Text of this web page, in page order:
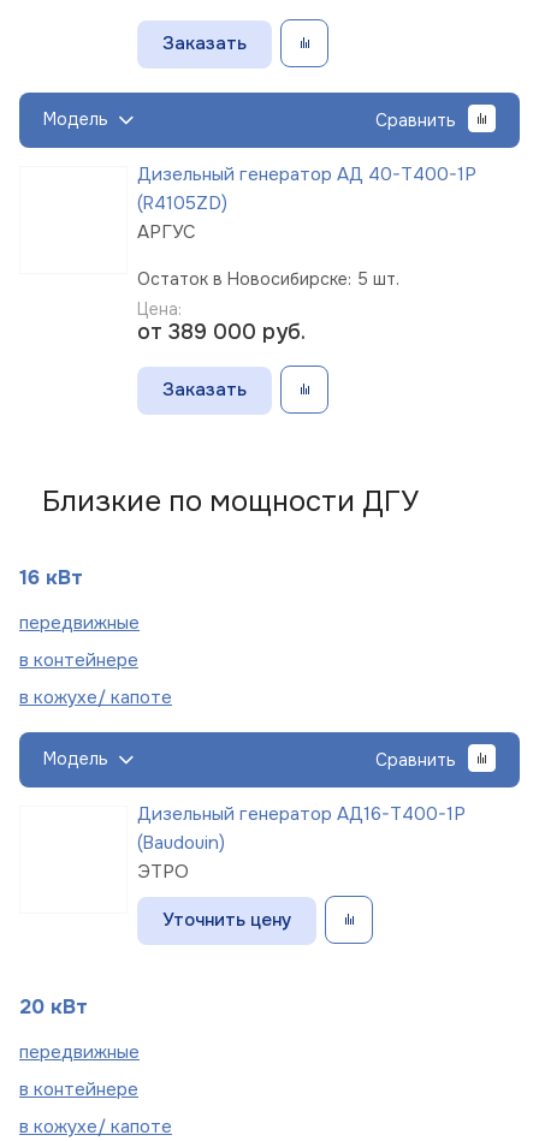
Заказать
Модель Сравнить
Дизельный генератор АД 40-Т400-1Р
(R4105ZD)
АРГУС
Остаток в Новосибирске: 5 шт.
Цена:
от 389 000 руб.
Заказать
Близкие по мощности ДГУ
16 кВт
передвижные
в контейнере
в кожухе/ капоте
Модель Сравнить
Дизельный генератор АД16-Т400-1Р
(Baudouin)
ЭТРО
Уточнить цену
20 кВт
передвижные
в контейнере
в кожухе/ капоте